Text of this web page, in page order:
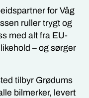
for Våg
ruller trygt og
med alt fra EU-
– og sørger
tilbyr Grødums
bilmerker, levert